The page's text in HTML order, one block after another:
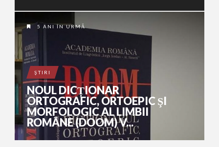
5 ANI ÎN URMĂ
ŞTIRI
NOUL DICȚIONAR
ORTOGRAFIC, ORTOEPIC ŞI
MORFOLOGIC AL LIMBII
ROMÂNE (DOOM) V...